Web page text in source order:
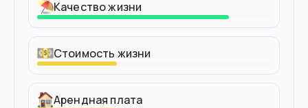
Качество жизни
Стоимость жизни
Арендная плата